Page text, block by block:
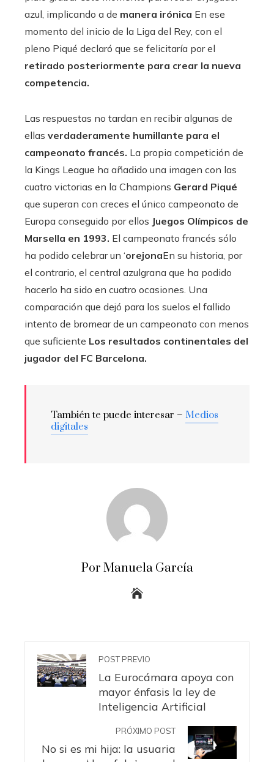
azul, implicando a de manera irónica En ese
momento del inicio de la Liga del Rey, con el
pleno Piqué declaró que se felicitaría por el
retirado posteriormente para crear la nueva
competencia.
Las respuestas no tardan en recibir algunas de
ellas verdaderamente humillante para el
campeonato francés. La propia competición de
la Kings League ha añadido una imagen con las
cuatro victorias en la Champions Gerard Piqué
que superan con creces el único campeonato de
Europa conseguido por ellos Juegos Olímpicos de
Marsella en 1993. El campeonato francés sólo
ha podido celebrar un ‘orejonaEn su historia, por
el contrario, el central azulgrana que ha podido
hacerlo ha sido en cuatro ocasiones. Una
comparación que dejó para los suelos el fallido
intento de bromear de un campeonato con menos
que suficiente Los resultados continentales del
jugador del FC Barcelona.
También te puede interesar – Medios
digitales
Por Manuela García
POST PREVIO
La Eurocámara apoya con
mayor énfasis la ley de
Inteligencia Artificial
PRÓXIMO POST
No si es mi hija: la usuaria